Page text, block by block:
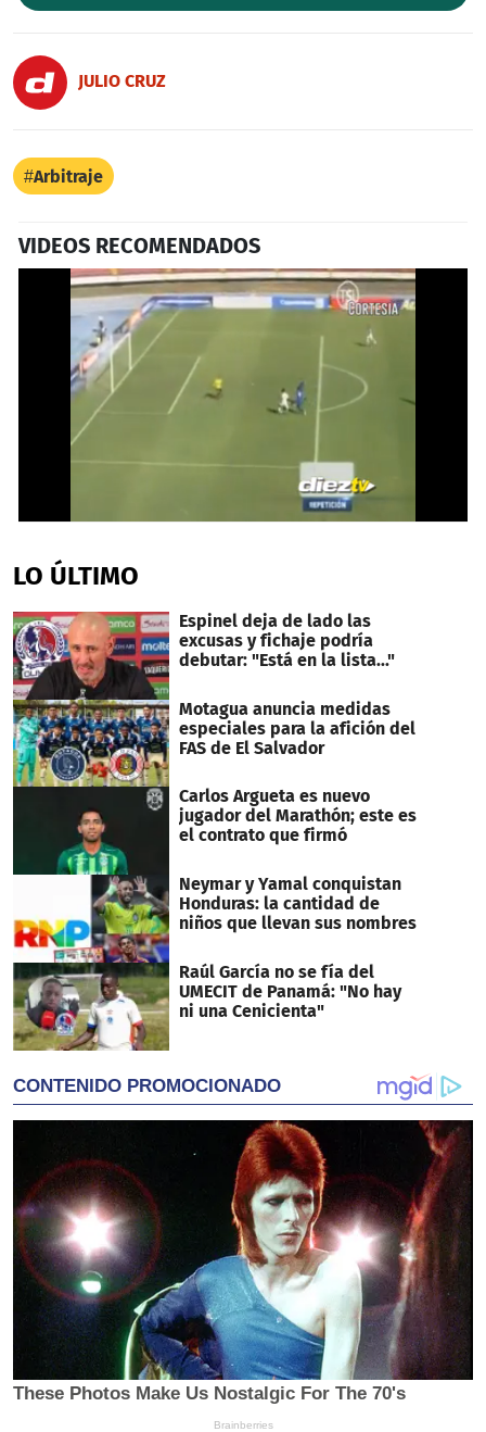
JULIO CRUZ
Arbitraje
VIDEOS RECOMENDADOS
of
43
LO ÚLTIMO
Espinel deja de lado las
excusas y fichaje podría
debutar: "Está en la lista..."
Motagua anuncia medidas
especiales para la afición del
FAS de El Salvador
Carlos Argueta es nuevo
jugador del Marathón; este es
el contrato que firmó
Neymar y Yamal conquistan
Honduras: la cantidad de
niños que llevan sus nombres
Raúl García no se fía del
UMECIT de Panamá: "No hay
ni una Cenicienta"